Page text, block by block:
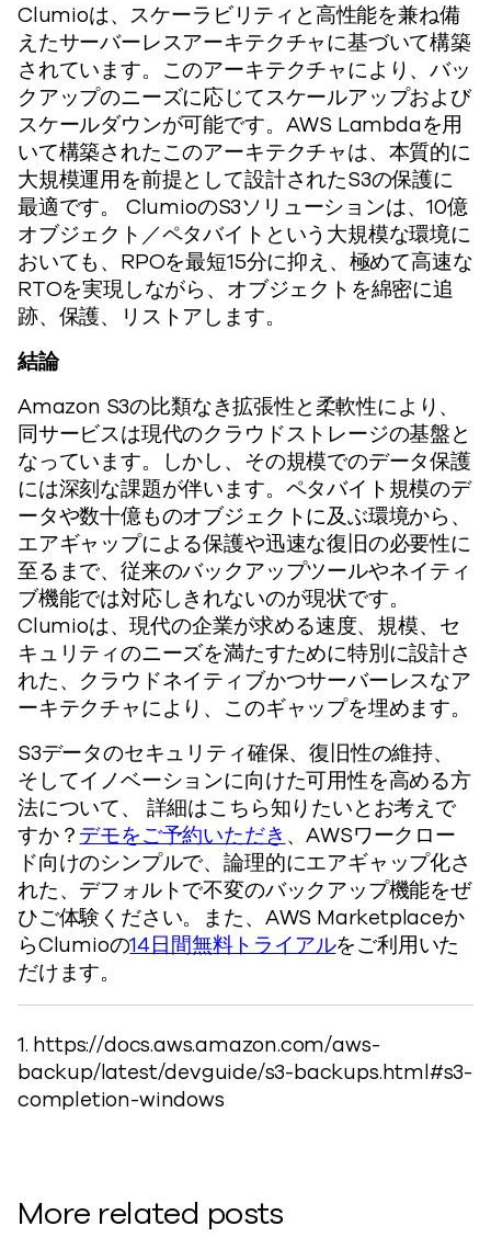
Clumioは、スケーラビリティと高性能を兼ね備
えたサーバーレスアーキテクチャに基づいて構築
されています。このアーキテクチャにより、バッ
クアップのニーズに応じてスケールアップおよび
スケールダウンが可能です。AWS Lambdaを用
いて構築されたこのアーキテクチャは、本質的に
大規模運用を前提として設計されたS3の保護に
最適です。 ClumioのS3ソリューションは、10億
オブジェクト／ペタバイトという大規模な環境に
おいても、RPOを最短15分に抑え、極めて高速な
RTOを実現しながら、オブジェクトを綿密に追
跡、保護、リストアします。
結論
Amazon S3の比類なき拡張性と柔軟性により、
同サービスは現代のクラウドストレージの基盤と
なっています。しかし、その規模でのデータ保護
には深刻な課題が伴います。ペタバイト規模のデ
ータや数十億ものオブジェクトに及ぶ環境から、
エアギャップによる保護や迅速な復旧の必要性に
至るまで、従来のバックアップツールやネイティ
ブ機能では対応しきれないのが現状です。
Clumioは、現代の企業が求める速度、規模、セ
キュリティのニーズを満たすために特別に設計さ
れた、クラウドネイティブかつサーバーレスなア
ーキテクチャにより、このギャップを埋めます。
S3データのセキュリティ確保、復旧性の維持、
そしてイノベーションに向けた可用性を高める方
法について、 詳細はこちら知りたいとお考えで
すか？デモをご予約いただき、AWSワークロー
ド向けのシンプルで、論理的にエアギャップ化さ
れた、デフォルトで不変のバックアップ機能をぜ
ひご体験ください。また、AWS Marketplaceか
らClumioの14日間無料トライアルをご利用いた
だけます。
1. https://docs.aws.amazon.com/aws-
backup/latest/devguide/s3-backups.html#s3-
completion-windows
More related posts